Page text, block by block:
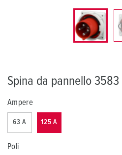
Spina da pannello 3583
Ampere
63 A 125 A
Poli